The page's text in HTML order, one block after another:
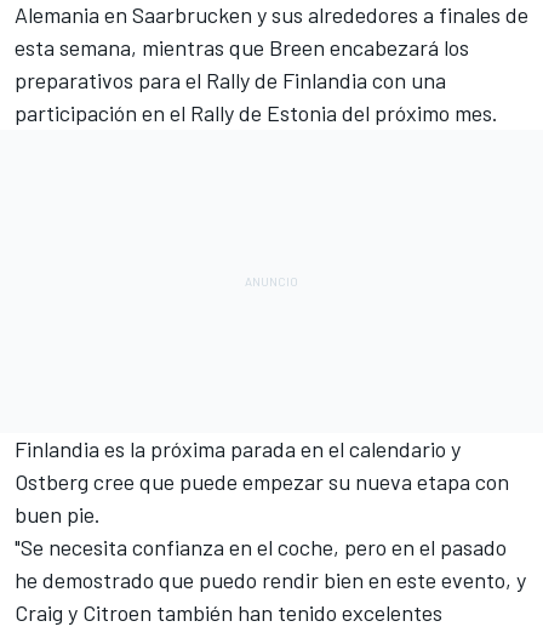
Alemania en Saarbrucken y sus alrededores a finales de
esta semana, mientras que Breen encabezará los
preparativos para el Rally de Finlandia con una
participación en el Rally de Estonia del próximo mes.
Finlandia es la próxima parada en el calendario y
Ostberg cree que puede empezar su nueva etapa con
buen pie.
"Se necesita confianza en el coche, pero en el pasado
he demostrado que puedo rendir bien en este evento, y
Craig y Citroen también han tenido excelentes